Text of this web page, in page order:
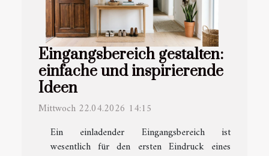
Eingangsbereich gestalten:
einfache und inspirierende
Ideen
Mittwoch 22.04.2026 14:15
Ein einladender Eingangsbereich ist
wesentlich für den ersten Eindruck eines